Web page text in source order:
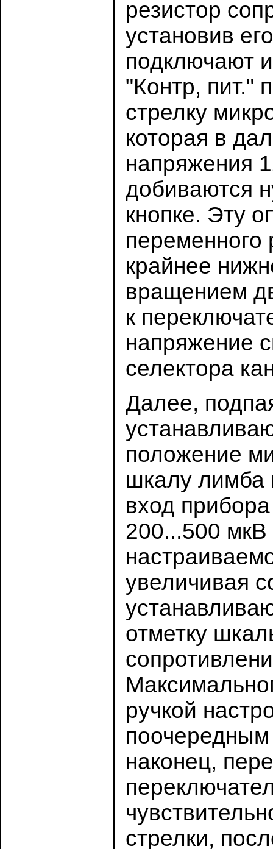
резистор
установив
подключают
"Контр, пит."
стрелку
которая в
напряжения
добиваются
кнопке. Эту
переменного
крайнее
вращением
к
напряжение
селектора
Далее,
положение
шкалу лимба
вход
200...500 мкВ
увеличивая
отметку
ручкой
наконец,
стрелки,